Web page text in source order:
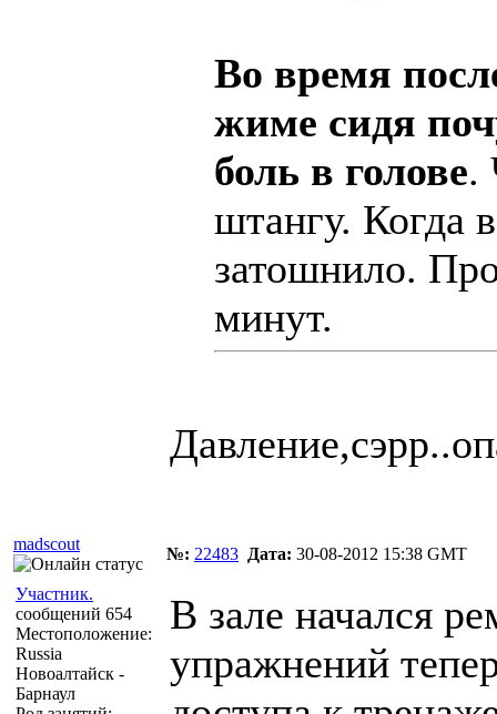
Во время
жиме сидя
боль в голове.
штангу. Когда
затошнило.
минут.
madscout
№: 22483 Дата: 30-08-2012 15:38 GMT
Участник.
сообщений 654
Местоположение:
Russia
Новоалтайск -
Барнаул
В зале начался
упражнений